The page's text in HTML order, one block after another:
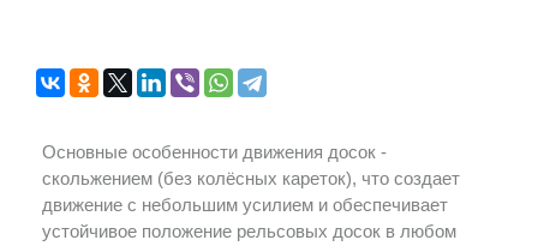
Основные особенности движения досок -
скольжением (без колёсных кареток), что создает
движение с небольшим усилием и обеспечивает
устойчивое положение рельсовых досок в любом